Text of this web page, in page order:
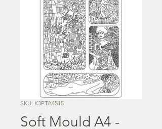
SKU: K3PTA4515
Soft Mould A4 -